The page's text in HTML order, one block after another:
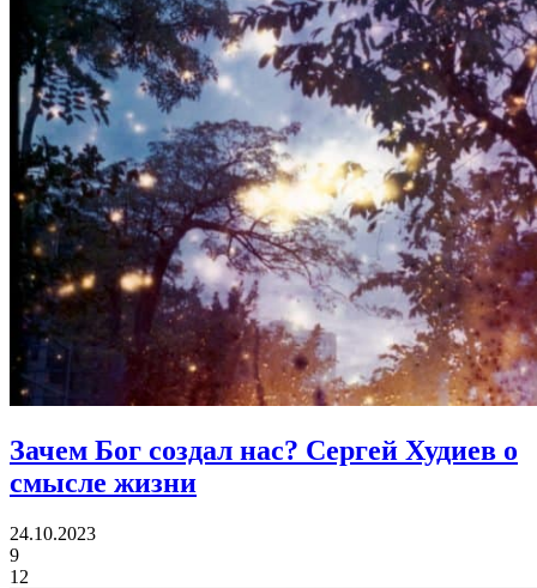
Зачем Бог создал нас? Сергей Худиев о
смысле жизни
24.10.2023
9
12